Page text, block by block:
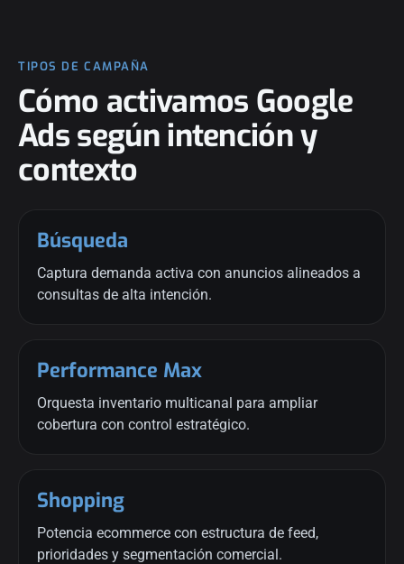
TIPOS DE CAMPAÑA
Cómo activamos Google
Ads según intención y
contexto
Búsqueda
Captura demanda activa con anuncios alineados a
consultas de alta intención.
Performance Max
Orquesta inventario multicanal para ampliar
cobertura con control estratégico.
Shopping
Potencia ecommerce con estructura de feed,
prioridades y segmentación comercial.